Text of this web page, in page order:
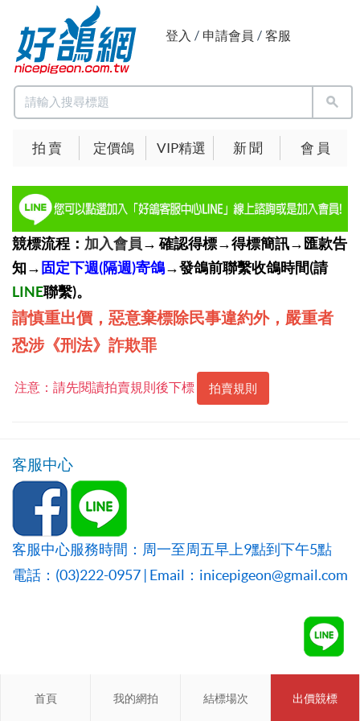
登入 / 申請會員 / 客服
拍 賣 定價鴿 VIP精選 新 聞 會 員
競標流程： 加入會員→ 確認得標→得標簡訊→匯款告
知→ 固定下週(隔週)寄鴿→發鴿前聯繫收鴿時間(請
LINE聯繫)。
請慎重出價，惡意棄標除民事違約外，嚴重者
恐涉《刑法》詐欺罪
注意：請先閱讀拍賣規則後下標 拍賣規則
首頁 我的網拍 結標場次 出價競標
客服中心
客服中心服務時間：周一至周五早上9點到下午5點
電話：(03)222-0957 | Email：inicepigeon@gmail.com
首頁 我的網拍 結標場次 會員登入